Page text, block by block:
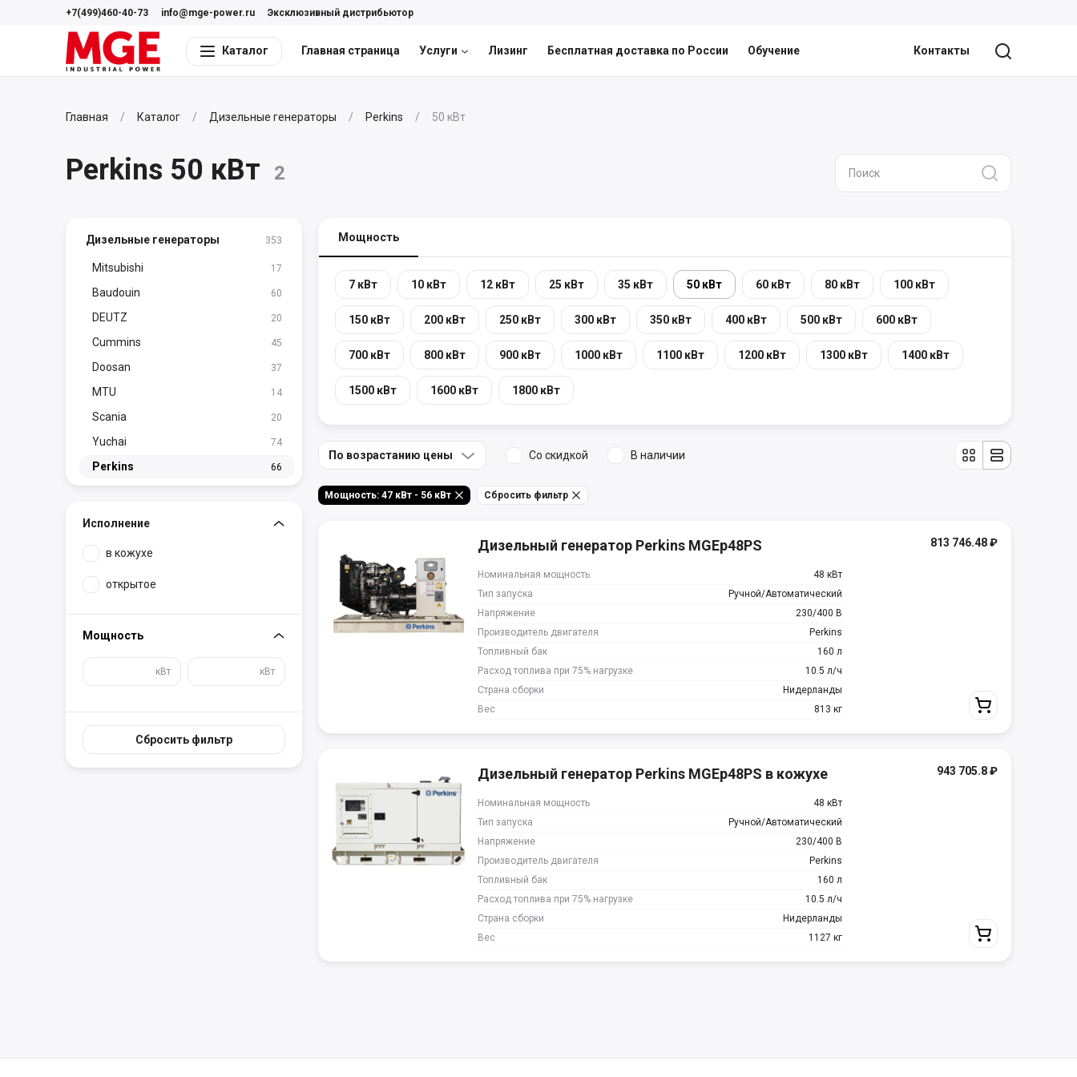
+7(499)460-40-73 info@mge-power.ru Эксклюзивный дистрибьютор
Каталог Главная страница Услуги Лизинг Бесплатная доставка по России Обучение Контакты
Главная Каталог Дизельные генераторы Perkins 50 кВт
Perkins 50 кВт 2
Дизельные генераторы 353
Mitsubishi 17
Baudouin 60
DEUTZ 20
Cummins 45
Doosan 37
MTU 14
Scania 20
Yuchai 74
Perkins 66
Исполнение
в кожухе
открытое
Мощность
кВт кВт
Сбросить фильтр
Мощность
7 кВт 10 кВт 12 кВт 25 кВт 35 кВт 50 кВт 60 кВт 80 кВт 100 кВт
150 кВт 200 кВт 250 кВт 300 кВт 350 кВт 400 кВт 500 кВт 600 кВт
700 кВт 800 кВт 900 кВт 1000 кВт 1100 кВт 1200 кВт 1300 кВт 1400 кВт
1500 кВт 1600 кВт 1800 кВт
По возрастанию цены Со скидкой В наличии
Мощность: 47 кВт - 56 кВт Сбросить фильтр
Дизельный генератор Perkins MGEp48PS
Номинальная мощность
48 кВт
Тип запуска
Ручной/Автоматический
Напряжение
230/400 В
Производитель двигателя
Perkins
Топливный бак
160 л
Расход топлива при 75% нагрузке
10.5 л/ч
Страна сборки
Нидерланды
Вес
813 кг
813 746.48₽
Дизельный генератор Perkins MGEp48PS в кожухе
Номинальная мощность
48 кВт
Тип запуска
Ручной/Автоматический
Напряжение
230/400 В
Производитель двигателя
Perkins
Топливный бак
160 л
Расход топлива при 75% нагрузке
10.5 л/ч
Страна сборки
Нидерланды
Вес
1127 кг
943 705.8₽